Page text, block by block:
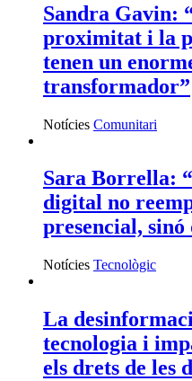
Sandra Gavin:
proximitat i la
tenen un
transformador”
Notícies Comunitari
Sara Borrella:
digital no
presencial,
Notícies Tecnològic
La
tecnologia i
els drets de les